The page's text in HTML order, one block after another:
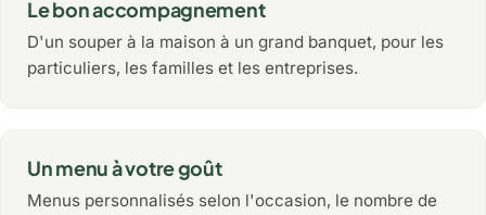
Le bon accompagnement
D'un souper à la maison à un grand banquet, pour les
particuliers, les familles et les entreprises.
Un menu à votre goût
Menus personnalisés selon l'occasion, le nombre de